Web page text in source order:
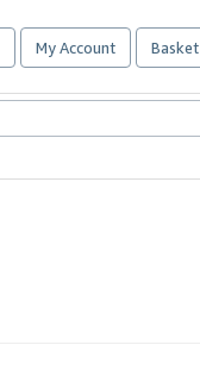
My Account Basket